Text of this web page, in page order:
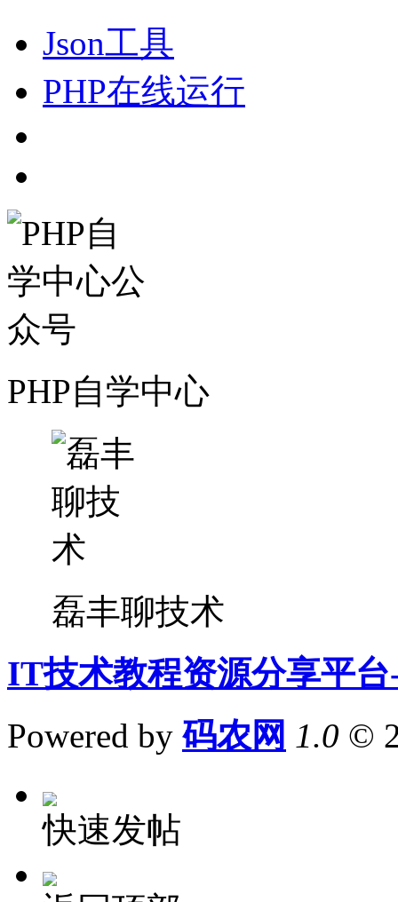
Json工具
PHP在线运行
PHP自学中心
磊丰聊技术
IT技术教程资源分享平
Powered by 码农网 1.0 ©
快速发帖